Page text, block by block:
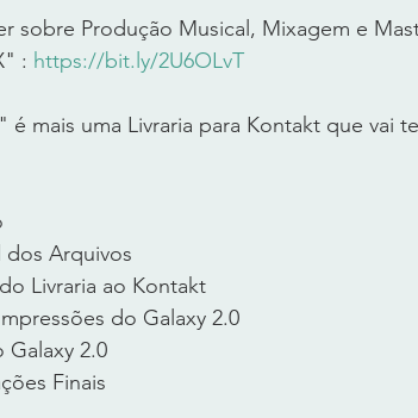
sobre Produção Musical, Mixagem e
: https://bit.ly/2U6OLvT
é mais uma Livraria para Kontakt que vai
Arquivos
Livraria ao Kontakt
do Galaxy 2.0
2.0
Finais